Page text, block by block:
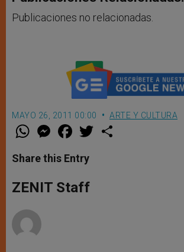
Publicaciones no relacionadas.
MAYO 26, 2011 00:00 ARTE Y CULTURA
W
t
s
p
p
M
e
s
e
g
e
F
a
e
b
o
k
w
Share this Entry
ZENIT Staff